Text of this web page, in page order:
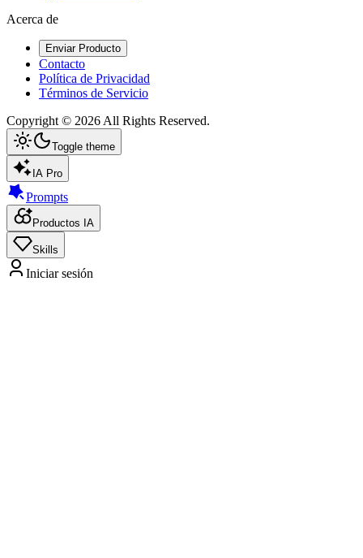
Acerca de
Enviar Producto
Contacto
Política de Privacidad
Términos de Servicio
Copyright © 2026All Rights Reserved.
Toggle theme
IA Pro
Prompts
Productos IA
Skills
Iniciar sesión